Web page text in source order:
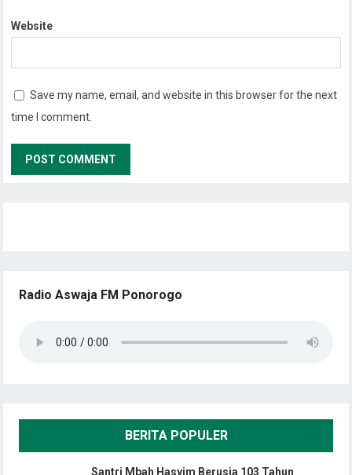
Website
Save my name, email, and website in this browser for the next
time I comment.
Radio Aswaja FM Ponorogo
BERITA POPULER
Santri Mbah Hasyim Berusia 103 Tahun